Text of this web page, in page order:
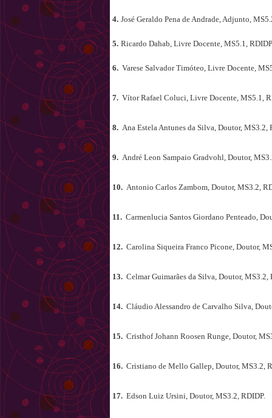
4. José Geraldo Pena de Andrade, Adjunto,
5. Ricardo Dahab, Livre Docente, MS5.1,
6. Varese Salvador Timóteo, Livre Docente,
7. Vítor Rafael Coluci, Livre Docente, MS5.1,
8. Ana Estela Antunes da Silva, Doutor, MS3.2,
9. André Leon Sampaio Gradvohl, Doutor,
10. Antonio Carlos Zambom, Doutor, MS3.2,
11. Carmenlucia Santos Giordano Penteado,
12. Carolina Siqueira Franco Picone, Doutor,
13. Celmar Guimarães da Silva, Doutor, MS3.2,
14. Cláudio Alessandro de Carvalho Silva,
15. Cristhof Johann Roosen Runge, Doutor,
16. Cristiano de Mello Gallep, Doutor, MS3.2,
17. Edson Luiz Ursini, Doutor, MS3.2, RDIDP.